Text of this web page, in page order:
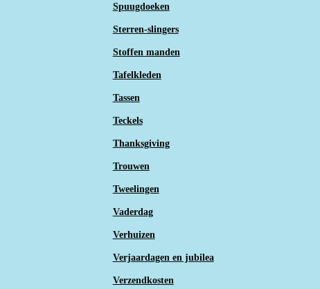
Spuugdoeken
Sterren-slingers
Stoffen manden
Tafelkleden
Tassen
Teckels
Thanksgiving
Trouwen
Tweelingen
Vaderdag
Verhuizen
Verjaardagen en jubilea
Verzendkosten